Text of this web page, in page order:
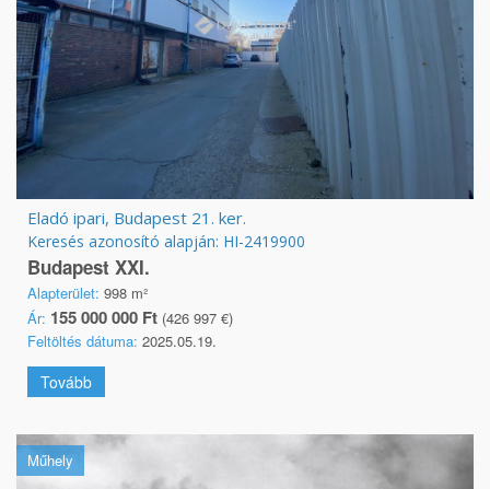
Eladó ipari, Budapest 21. ker.
Keresés azonosító alapján: HI-2419900
Budapest XXI.
Alapterület: 998 m²
Ár: 155 000 000 Ft (426 997 €)
Feltöltés dátuma: 2025.05.19.
Tovább
Műhely